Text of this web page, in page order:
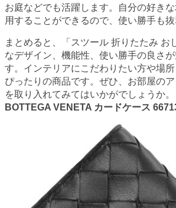
お庭などでも活躍します。自分の好き
用することができるので、使い勝手も
まとめると、「スツール 折りたたみ お
なデザイン、機能性、使い勝手の良さ
す。インテリアにこだわりたい方や場
ぴったりの商品です。ぜひ、お部屋の
を取り入れてみてはいかがでしょうか。
BOTTEGA VENETA カードケース